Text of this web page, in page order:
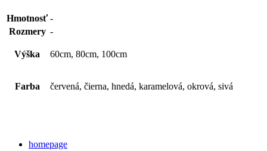
Hmotnosť -
Rozmery -
Výška 60cm, 80cm, 100cm
Farba červená, čierna, hnedá, karamelová, okrová, sivá
homepage